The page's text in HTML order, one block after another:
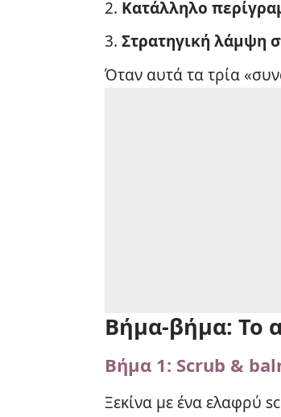
Κατάλληλο
Στρατηγική λάμψη
Όταν αυτά τα τρία
Βήμα-βήμα: Το
Βήμα 1: Scrub &
Ξεκίνα με ένα ελαφρύ